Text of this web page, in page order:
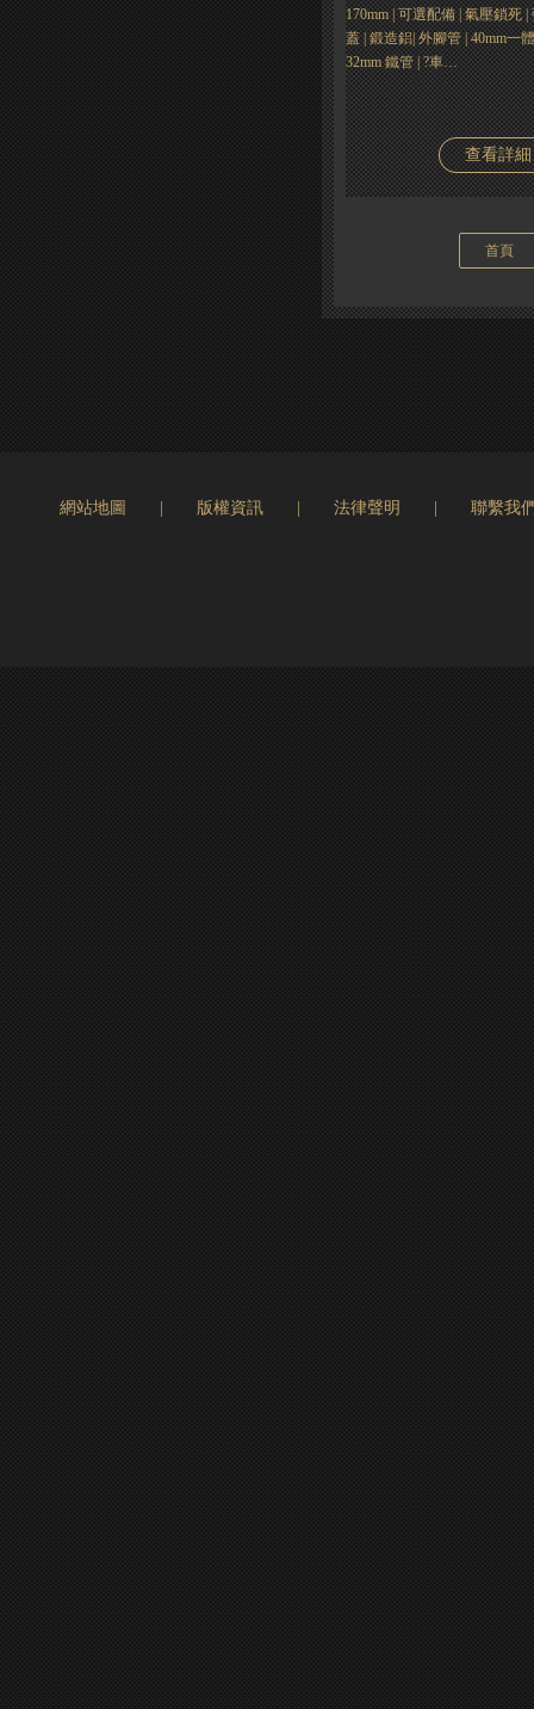
170mm | 可選配備 | 氣壓鎖死
蓋 | 鍛造鋁| 外腳管 | 40mm一
32mm 鐵管 | ?車…
查看詳細
首頁
網站地圖 版權資訊 法律聲明 聯繫我